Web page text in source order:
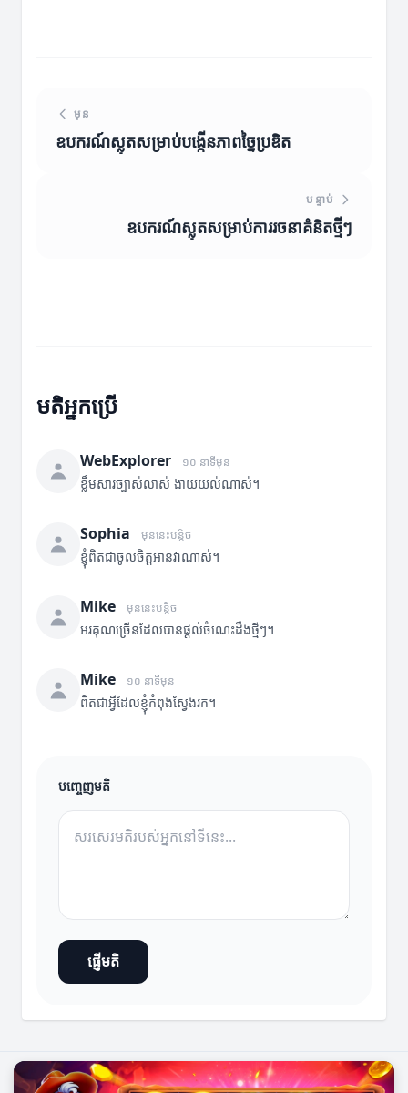
មុន
ឧបករណ៍ស្លុតសម្រាប់បង្កើនភាពច្នៃប្រឌិត
បន្ទាប់
ឧបករណ៍ស្លុតសម្រាប់ការរចនាគំនិតថ្មីៗ
មតិអ្នកប្រើ
WebExplorer ១០ នាទីមុន
ខ្លឹមសារច្បាស់លាស់ ងាយយល់ណាស់។
Sophia មុននេះបន្តិច
ខ្ញុំពិតជាចូលចិត្តអានវាណាស់។
Mike មុននេះបន្តិច
អរគុណច្រើនដែលបានផ្តល់ចំណេះដឹងថ្មីៗ។
Mike ១០ នាទីមុន
ពិតជាអ្វីដែលខ្ញុំកំពុងស្វែងរក។
បញ្ចេញមតិ
ផ្ញើមតិ